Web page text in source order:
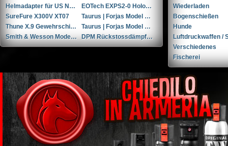
Helmadapter für US Navy HGU-68/P und JHMCS Nachtsichtgeräte
EOTech EXPS2-0 Holografisches Visier und 3x Vortex Vergrößerungsglas
SureFure X300V XT07
Taurus | Forjas Model Raging Bull cal. 454Casull
Thune X.9 Gewehrschiessschuhe (42)
Taurus | Forjas Model 85S cal. .38spl
Smith & Wesson Model M&P9 Shield cal. 9mmP
DPM Rückstossdämpfer Glock 19/19x/23/45 Gen. 4/5
Wiederladen
Bogenschießen
Hunde
Luftdruckwaffen /
Verschiedenes
Fischerei